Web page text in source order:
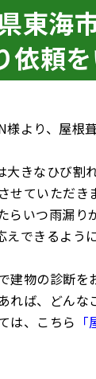
東海
依頼
様より、屋根
大きなひび割
せていただき
らいつ雨漏り
できるよう
建物の診断を
れば、どんな
は、こちら